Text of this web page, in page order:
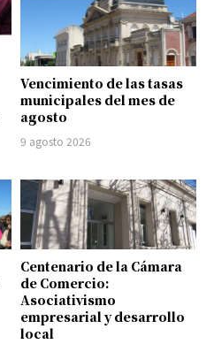
Vencimiento de las tasas
municipales del mes de
agosto
9 agosto 2026
Centenario de la Cámara
de Comercio:
Asociativismo
empresarial y desarrollo
local